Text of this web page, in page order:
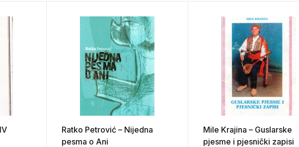
Ratko Petrović – Nijedna
pesma o Ani
Mile Krajina – Guslarske
pjesme i pjesnički zapisi